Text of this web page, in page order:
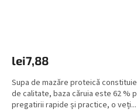
lei7,88
Supa de mazăre proteică
de calitate, baza căruia este 62 %
pregatirii rapide și practice, o veți...